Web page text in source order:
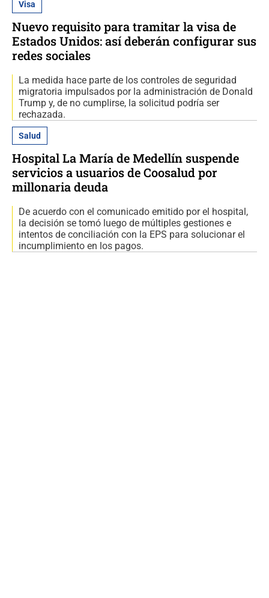
Visa
Nuevo requisito para tramitar la visa de
Estados Unidos: así deberán configurar sus
redes sociales
La medida hace parte de los controles de seguridad
migratoria impulsados por la administración de Donald
Trump y, de no cumplirse, la solicitud podría ser
rechazada.
Salud
Hospital La María de Medellín suspende
servicios a usuarios de Coosalud por
millonaria deuda
De acuerdo con el comunicado emitido por el hospital,
la decisión se tomó luego de múltiples gestiones e
intentos de conciliación con la EPS para solucionar el
incumplimiento en los pagos.